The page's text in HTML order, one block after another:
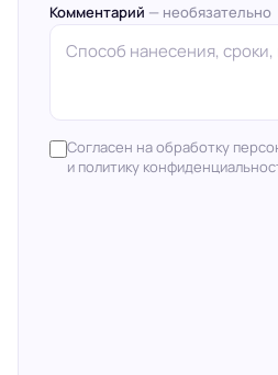
Комментарий — необязательно
Согласен на обработку
и политику